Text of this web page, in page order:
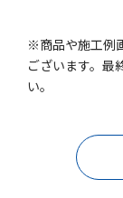
※商品や施工例
ございます。最
い。